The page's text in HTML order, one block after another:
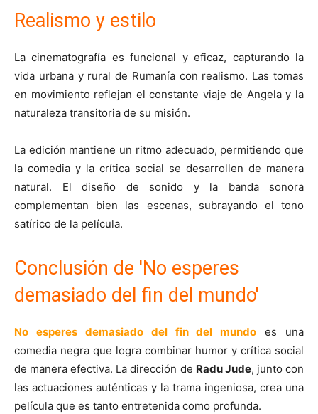
Realismo y estilo
La cinematografía es funcional y eficaz, capturando la
vida urbana y rural de Rumanía con realismo. Las tomas
en movimiento reflejan el constante viaje de Angela y la
naturaleza transitoria de su misión.
La edición mantiene un ritmo adecuado, permitiendo que
la comedia y la crítica social se desarrollen de manera
natural. El diseño de sonido y la banda sonora
complementan bien las escenas, subrayando el tono
satírico de la película.
Conclusión de 'No esperes
demasiado del fin del mundo'
No esperes demasiado del fin del mundo es una
comedia negra que logra combinar humor y crítica social
de manera efectiva. La dirección de Radu Jude, junto con
las actuaciones auténticas y la trama ingeniosa, crea una
película que es tanto entretenida como profunda.